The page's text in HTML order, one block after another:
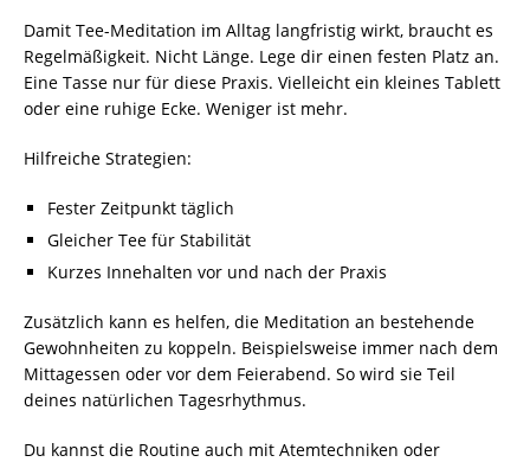
Damit Tee-Meditation im Alltag langfristig wirkt, braucht es
Regelmäßigkeit. Nicht Länge. Lege dir einen festen Platz an.
Eine Tasse nur für diese Praxis. Vielleicht ein kleines Tablett
oder eine ruhige Ecke. Weniger ist mehr.
Hilfreiche Strategien:
Fester Zeitpunkt täglich
Gleicher Tee für Stabilität
Kurzes Innehalten vor und nach der Praxis
Zusätzlich kann es helfen, die Meditation an bestehende
Gewohnheiten zu koppeln. Beispielsweise immer nach dem
Mittagessen oder vor dem Feierabend. So wird sie Teil
deines natürlichen Tagesrhythmus.
Du kannst die Routine auch mit Atemtechniken oder